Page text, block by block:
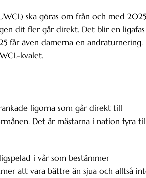
ska göras om från och med
dit fler går direkt. Det blir en ligafas
får även damerna en andraturnering.
kvalet.
ligorna som går direkt till
Det är mästarna i nation fyra
i vår som bestämmer
att vara bättre än sjua och alltså